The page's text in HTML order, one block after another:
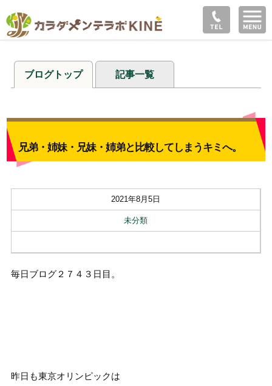
ブログトップ 記事一覧
兄弟・姉妹・兄妹・姉弟と比較してしまうキミへ。
2021年8月5日
未分類
毎日ブログ２７４３日目。
昨日も東京オリンピックは